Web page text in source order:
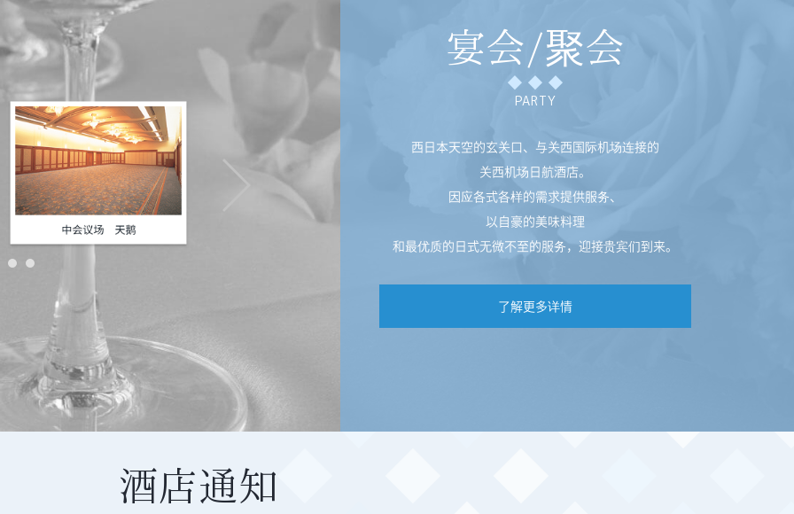
宴会/聚会
PARTY
西日本天空的玄关口、与关西国际机场连接的
关西机场日航酒店。
因应各式各样的需求提供服务、
以自豪的美味料理
和最优质的日式无微不至的服务， 迎接贵宾们到来。
了解更多详情
酒店通知